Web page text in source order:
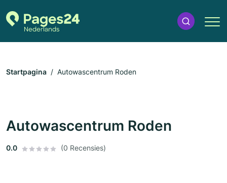
Startpagina Autowascentrum Roden
Autowascentrum Roden
0.0 (0 Recensies)